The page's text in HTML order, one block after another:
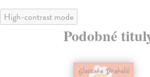
High-contrast mode
Podobné